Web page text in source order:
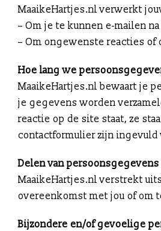
MaaikeHartjes.nl verwerkt
– Om je te kunnen e-mailen
– Om ongewenste reacties
Hoe lang we
MaaikeHartjes.nl bewaart je
je gegevens worden
reactie op de site staat, ze
contactformulier zijn
Delen van
MaaikeHartjes.nl verstrekt
overeenkomst met jou of om
Bijzondere en/of gevoelige